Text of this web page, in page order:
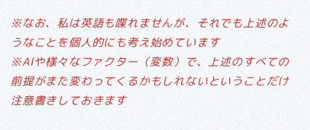
※なお、私は英語も喋れませんが、それでも上述のよ
うなことを個人的にも考え始めています
※AIや様々なファクター（変数）で、上述のすべての
前提がまた変わってくるかもしれないということだけ
注意書きしておきます